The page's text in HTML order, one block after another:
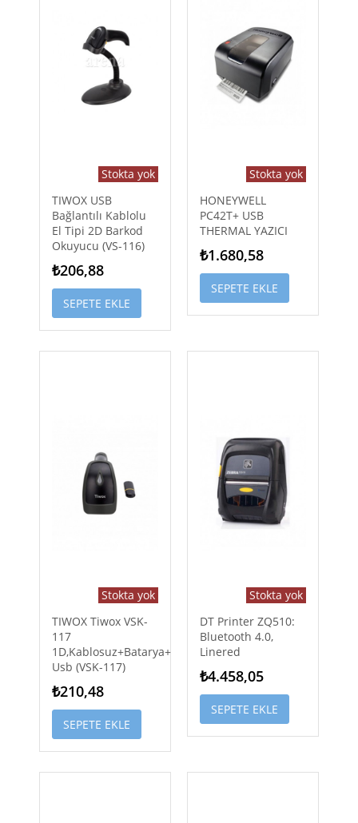
Stokta yok
TIWOX USB
Bağlantılı Kablolu
El Tipi 2D Barkod
Okuyucu (VS-116)
₺206,88
SEPETE EKLE
Stokta yok
HONEYWELL
PC42T+ USB
THERMAL YAZICI
₺1.680,58
SEPETE EKLE
Stokta yok
TIWOX Tiwox VSK-
117
1D,Kablosuz+Batarya+Mini
Usb (VSK-117)
₺210,48
SEPETE EKLE
Stokta yok
DT Printer ZQ510:
Bluetooth 4.0,
Linered
₺4.458,05
SEPETE EKLE